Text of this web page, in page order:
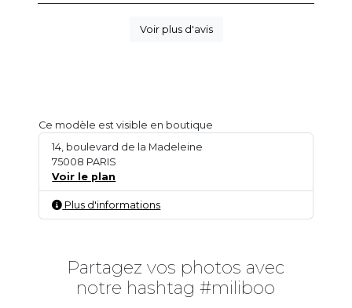
Voir plus d'avis
Ce modèle est visible en boutique
14, boulevard de la Madeleine
75008 PARIS
Voir le plan
Plus d'informations
Partagez vos photos avec
notre hashtag #miliboo